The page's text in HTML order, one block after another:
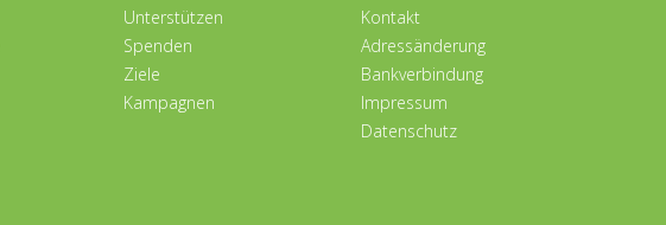
Unterstützen
Spenden
Ziele
Kampagnen
Kontakt
Adressänderung
Bankverbindung
Impressum
Datenschutz